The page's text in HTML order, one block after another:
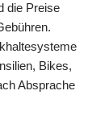
die Preise
Bikes,
Absprache